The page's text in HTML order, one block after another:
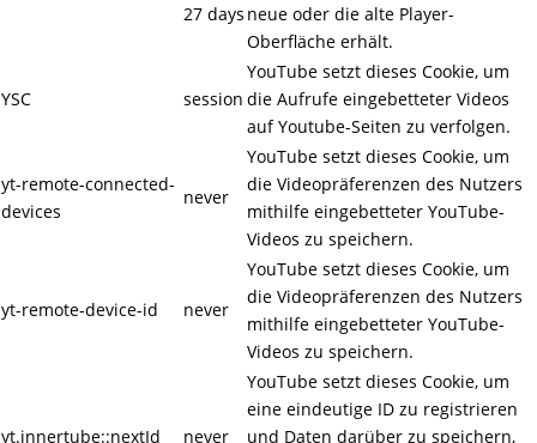
27 days neue oder die alte Player-
Oberfläche erhält.
YSC session
YouTube setzt dieses Cookie, um
die Aufrufe eingebetteter Videos
auf Youtube-Seiten zu verfolgen.
yt-remote-connected-
devices
never
YouTube setzt dieses Cookie, um
die Videopräferenzen des Nutzers
mithilfe eingebetteter YouTube-
Videos zu speichern.
yt-remote-device-id never
YouTube setzt dieses Cookie, um
die Videopräferenzen des Nutzers
mithilfe eingebetteter YouTube-
Videos zu speichern.
yt.innertube::nextId never
YouTube setzt dieses Cookie, um
eine eindeutige ID zu registrieren
und Daten darüber zu speichern,